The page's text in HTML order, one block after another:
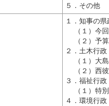
５．その他
１．知事の
（１）今回
（２）予算
２．土木行政
（１）大島
（２）西彼
３．福祉行政
（１）特別
４．環境行政